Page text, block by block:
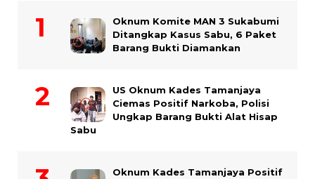
Oknum Komite MAN 3 Sukabumi
Ditangkap Kasus Sabu, 6 Paket
Barang Bukti Diamankan
US Oknum Kades Tamanjaya
Ciemas Positif Narkoba, Polisi
Ungkap Barang Bukti Alat Hisap
Sabu
Oknum Kades Tamanjaya Positif